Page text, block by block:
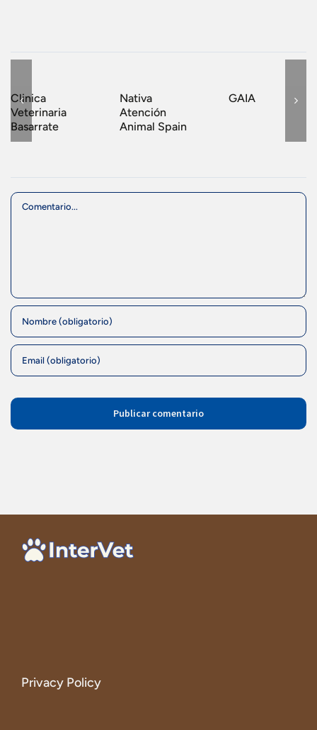
Clinica
Veterinaria
Basarrate
Nativa
Atención
Animal Spain
GAIA
Comment
Privacy Policy